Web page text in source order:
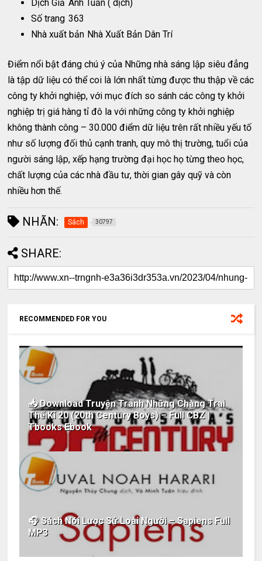
Dịch Giả Anh Tuấn ( dịch)
Số trang 363
Nhà xuất bản Nhà Xuất Bản Dân Trí
Điểm nổi bật đáng chú ý của Những nhà sáng lập siêu đẳng
là tập dữ liệu có thể coi là lớn nhất từng được thu thập về các
công ty khởi nghiệp, với mục đích so sánh các công ty khởi
nghiệp trị giá hàng tỉ đô la với những công ty khởi nghiệp
không thành công – 30.000 điểm dữ liệu trên rất nhiều yếu tố
như số lượng đối thủ cạnh tranh, quy mô thị trường, tuổi của
người sáng lập, xếp hạng trường đại học họ từng theo học,
chất lượng của các nhà đầu tư, thời gian gây quỹ và còn
nhiều hơn thế.
NHÃN: Sách 30797
SHARE:
RECOMMENDED FOR YOU
📥 Download Truyện Tranh Những Chàng Trai
Thế Kỉ 20 (20th Century Boys) – Full CBZ |
Tbooks Ebook
🎧 Sách Nói Lược Sử Loài Người – Sapiens Full
MP3